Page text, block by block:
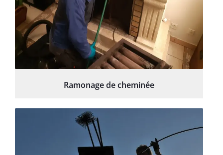
Ramonage de cheminée